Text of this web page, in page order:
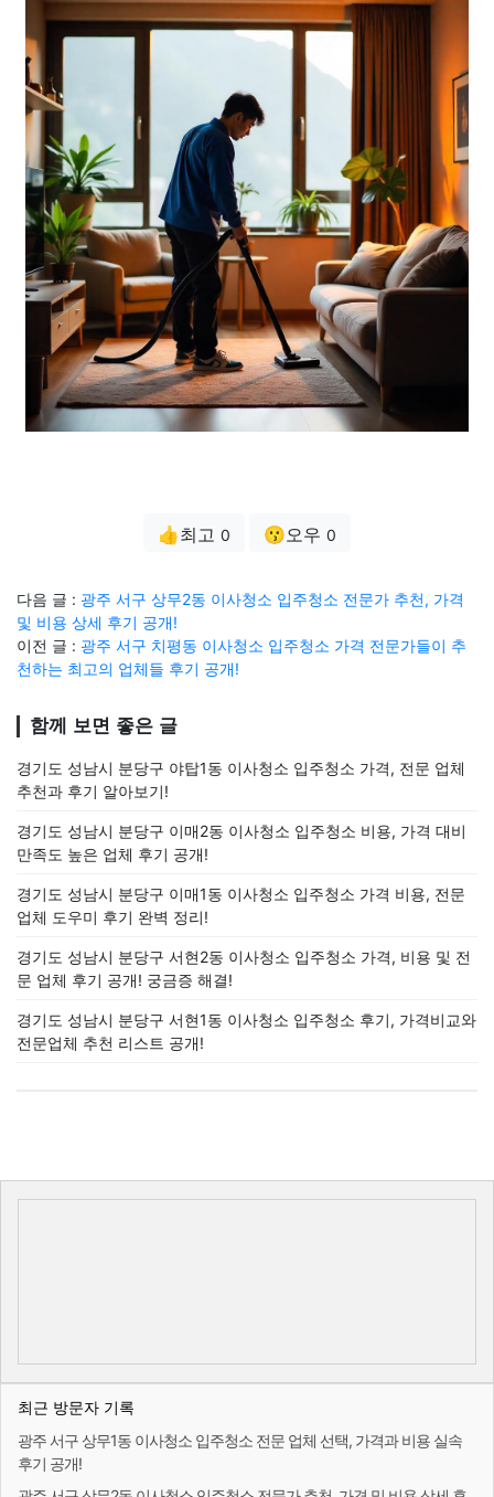
👍최고 0 😗오우 0
다음 글 : 광주 서구 상무2동 이사청소 입주청소 전문가 추천, 가격
및 비용 상세 후기 공개!
이전 글 : 광주 서구 치평동 이사청소 입주청소 가격 전문가들이 추
천하는 최고의 업체들 후기 공개!
함께 보면 좋은 글
경기도 성남시 분당구 야탑1동 이사청소 입주청소 가격, 전문 업체
추천과 후기 알아보기!
경기도 성남시 분당구 이매2동 이사청소 입주청소 비용, 가격 대비
만족도 높은 업체 후기 공개!
경기도 성남시 분당구 이매1동 이사청소 입주청소 가격 비용, 전문
업체 도우미 후기 완벽 정리!
경기도 성남시 분당구 서현2동 이사청소 입주청소 가격, 비용 및 전
문 업체 후기 공개! 궁금증 해결!
경기도 성남시 분당구 서현1동 이사청소 입주청소 후기, 가격비교와
전문업체 추천 리스트 공개!
최근 방문자 기록
광주 서구 상무1동 이사청소 입주청소 전문 업체 선택, 가격과 비용 실속
후기 공개!